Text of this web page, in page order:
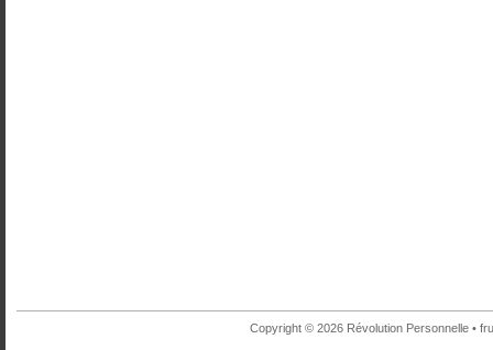
Copyright © 2026 Révolution Personnelle •